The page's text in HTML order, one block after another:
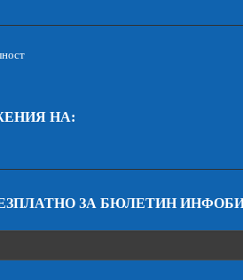
НА:
ЗА БЮЛЕТИН